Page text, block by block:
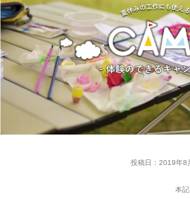
投稿日：2019年8
本